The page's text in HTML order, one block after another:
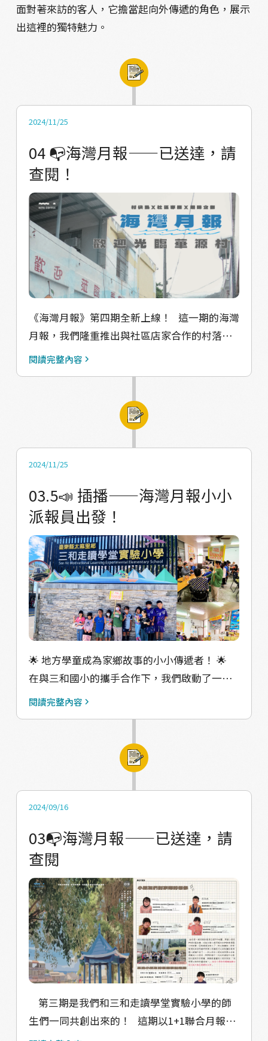
面對著來訪的客人，它擔當起向外傳遞的角色，展示
出這裡的獨特魅力。
2024/11/25
04 📭海灣月報——已送達，請
查閱！
《海灣月報》第四期全新上線！ 這一期的海灣
月報，我們隆重推出與社區店家合作的村落線
上導覽系統！除了延續居民共創的精神，我們
餐點，到沉浸式的五感探索，包裝成野餐籃服
務，內容則是探索華源村的鑰匙，每一刻都充
里內的北太麻里新鮮食材，每一口都是在地特
Line聊天機器人，海癒小村的村長將全程陪
伴，帶您走進華源村的10個特別角落，包括大
坑、南坑、新吉，細細挖掘每一處不容錯過的
故事。搭配及探索小包，進行線上導覽，一路
探索、穿梭社區角落，旅遊不再是走馬看花。
並結合互動小遊戲和預約制手作體驗遊程，為
您的深度旅遊增添專屬於華源的獨特記憶。 🌊
海廢教育包： 「 不再是臨時號召，讓淨灘成為
新的旅遊體驗！ 」到海灣野餐也能順手撿海
廢，適合親子共同參與。來一場實地環境教育
演練！ 📙後山文學、親子童書： 在華源海灣
上，閱讀本好書，享受寧靜午後時光。 🏝️晝
看的野餐墊絕對是野餐體驗的加分項✨ 💌 特
與您分享！翻開這期的月報，感受來自華源村
度對話，讓每一步都成為與土地連結的故事！
🌾 #海灣月報 #華源村導覽 #五感探索 #沉浸式
體驗 #深度旅遊 🌊海灣月報下載網站：
https://hellohiyucafe.wixsite.com/haiwan-
yuebao 快來一起加入這場與華源的深度對
話，讓每一步都成為與土地連結的故事！ 🌾
【華源村快訊/線上村落導覽/村落五感探索/沉
浸式體驗/深度旅遊/在地食材/海灣野餐籃】
閱讀完整內容
2024/11/25
03.5📣 插播——海灣月報小小
派報員出發！
🌟 地方學童成為家鄉故事的小小傳遞者！ 🌟
在與三和國小的攜手合作下，我們啟動了一場
特別的活動，讓孩子們成為《海灣月報》的小
其中製作的《海灣月報》 走入三和村的社區住
這份蘊社區報紙。 把紀錄自己視角的華源村、
也讓小朋友們走入社區，無論是在處理新鮮漁
獲的叔叔阿姨、還是在活動中心上課的阿公阿
嬤 還是在認真上班守護大家的海巡署哥哥們！
透過行動看見村落的各種樣貌 他們不僅是訊息
的傳遞者，更以行動詮釋了對家鄉的熱愛與守
護。 這是一堂特別的家鄉課：孩子們在實踐中
學習，透過與居民的互動 深刻感受到地方的溫
度與故事的力量 這份經驗拉近了孩子與社區的
距離，也讓大家更看見海灣月報的存在。 🌊
讓我們一起為這群小小派報員喝采🎉
閱讀完整內容
2024/09/16
03📭海灣月報——已送達，請
查閱
生們一同共創出來的！ 這期以1+1聯合月報的